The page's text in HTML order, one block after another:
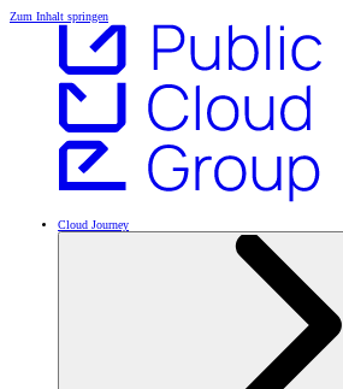
Zum Inhalt springen
Cloud Journey